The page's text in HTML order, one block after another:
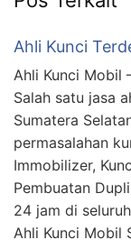
Ahli Kunci
Ahli Kunci Mobil
Salah satu jasa
Sumatera
permasalahan
Immobilizer,
Pembuatan
24 jam di
Ahli Kunci Mobil